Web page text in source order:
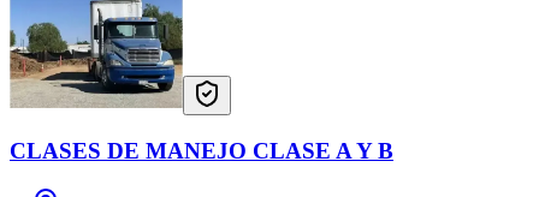
CLASES DE MANEJO CLASE A Y B